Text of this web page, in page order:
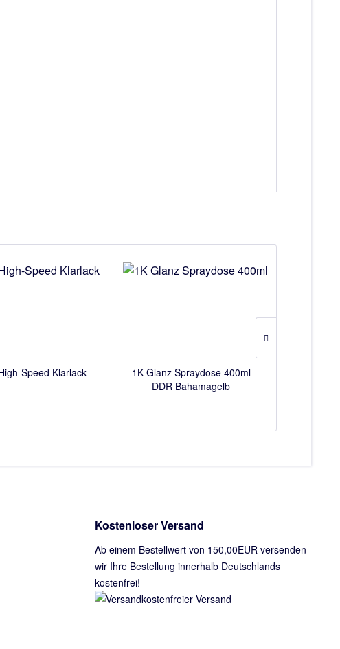
Speed Klarlack
1K Glanz Spraydose 400ml
DDR Bahamagelb
Kostenloser Versand
Ab einem Bestellwert von 150,00EUR versenden
wir Ihre Bestellung innerhalb Deutschlands
kostenfrei!